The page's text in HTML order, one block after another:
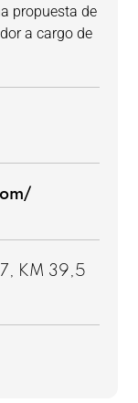
propuesta de
a cargo de
KM 39,5